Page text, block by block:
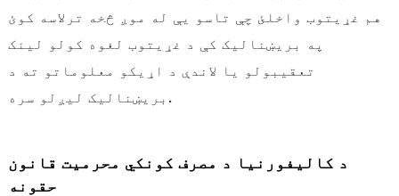
هم غړیتوب واخلئ چې تاسو یې له موږ څخه ترلاسه کوئ
په بریښنالیک کې د غړیتوب لغوه کولو لینک
تعقیبولو یا لاندې د اړیکو معلوماتو ته د
بریښنالیک لیږلو سره.
د کالیفورنیا د مصرف کونکي محرمیت قانون
حقونه